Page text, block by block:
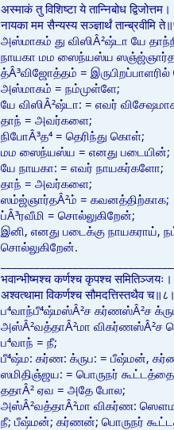
अस्माकं तु विशिष्टा ये तान्निबोध द्विजोत्तम।
नायका मम सैन्यस्य सञ्ज्ञार्थं तान्ब्रवीमि
அஸ்மாகம் து விஸிÂ²ஷ்டா யே
நாயகா மம ஸைந்யஸ்ய
த்Â³விஜோத்தம் =
அஸ்மாகம் = நம்முள்ளே;
யே விஸிÂ²ஷ்டா: = எவர்
தாந் = அவர்களை;
நிபோÂ³த⁴ = தெரிந்து கொள்;
மம ஸைந்யஸ்ய = எனது படையின்;
யே நாயகா: = எவர் நாயகர்களோ;
தாந் = அவர்களை;
ஸம்ஜ்ஞார்தÂ²ம் = கவனத்திற்காக;
ப்Â³ரவீமி = சொல்லுகிறேன்;
இனி, எனது படைக்கு நாயகராய்,
சொல்லுகிறேன்.
भवान्भीष्मश्च कर्णश्च कृपश्च समितिञ्जयः।
अश्वत्थामा विकर्णश्च सौमदत्तिस्तथैव
ப⁴வாந்பீ⁴ஷ்மஸ்Â²ச கர்ணஸ்Â²ச
அஸ்Â²வத்தாÂ²மா
ப⁴வாந் = நீ;
பீ⁴ஷ்ம: கர்ண: க்ருப: = பீஷ்மன்,
ஸமிதிஞ்ஜய: = பொருநர்
ததாÂ² ஏவ = அதே போல;
அஸ்Â²வத்தாÂ²மா விகர்ண:
நீ; பீஷ்மன்; கர்ணன்; பொருநர்